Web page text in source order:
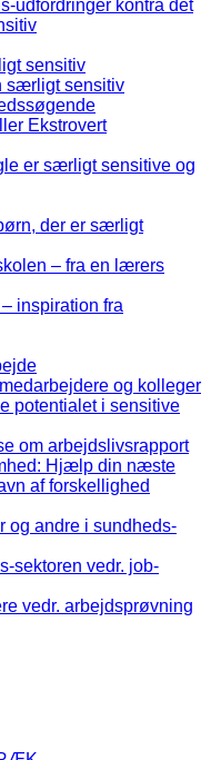
udfordringer kontra det
sensitiv
særligt sensitiv
Ekstrovert
er særligt sensitive og
der er særligt
– fra en lærers
inspiration fra
og kolleger
potentialet i sensitive
om arbejdslivsrapport
Hjælp din næste
af forskellighed
og andre i sundheds-
sektoren vedr. job-
vedr. arbejdsprøvning